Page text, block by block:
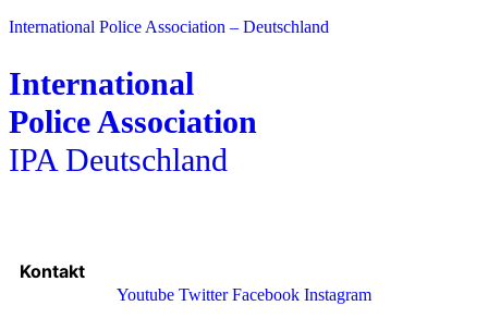
International Police Association – Deutschland
International
Police Association
IPA Deutschland
Kontakt
Youtube Twitter Facebook Instagram